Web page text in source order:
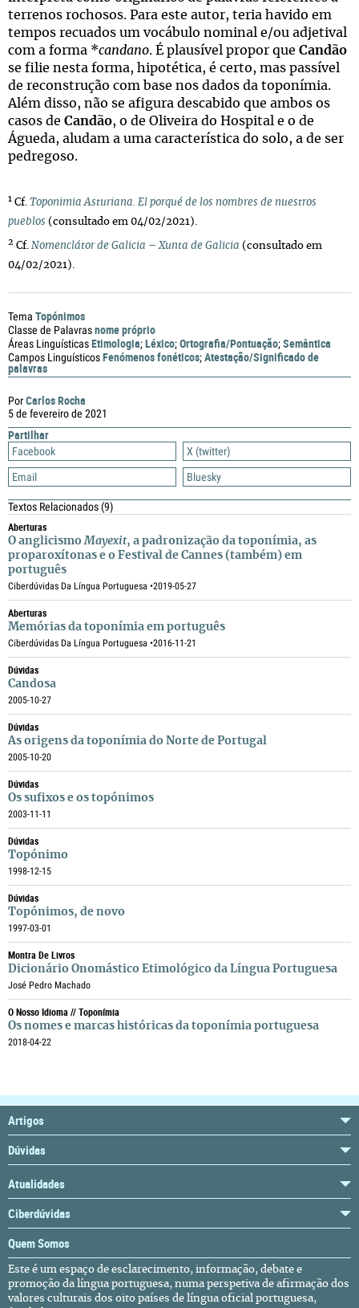
PorCarlos Rocha
5 de fevereiro de 2021
Partilhar
Facebook
X (twitter)
Email
Bluesky
Textos Relacionados(9)
Aberturas
O anglicismoMayexit, a padronização da toponímia, as
proparoxítonas e o Festival de Cannes (também) em
português
Ciberdúvidas Da Língua Portuguesa •2019-05-27
Aberturas
Memórias da toponímia em português
Ciberdúvidas Da Língua Portuguesa •2016-11-21
Dúvidas
Candosa
2005-10-27
Dúvidas
As origens da toponímia do Norte de Portugal
2005-10-20
Dúvidas
Os sufixos e os topónimos
2003-11-11
Dúvidas
Topónimo
1998-12-15
Dúvidas
Topónimos, de novo
1997-03-01
Montra De Livros
Dicionário Onomástico Etimológico da Língua Portuguesa
José Pedro Machado
O Nosso Idioma // Toponímia
Os nomes e marcas históricas da toponímia portuguesa
2018-04-22
terrenos rochosos. Para este autor, teria havido em
tempos recuados um vocábulo nominal e/ou adjetival
com a forma *candano. É plausível propor que Candão
se filie nesta forma, hipotética, é certo, mas passível
de reconstrução com base nos dados da toponímia.
Além disso, não se afigura descabido que ambos os
casos de Candão, o de Oliveira do Hospital e o de
Águeda, aludam a uma característica do solo, a de ser
pedregoso.
1 Cf. Toponimia Asturiana. El porqué de los nombres de nuestros
pueblos (consultado em 04/02/2021).
2 Cf. Nomenclátor de Galicia – Xunta de Galicia (consultado em
04/02/2021).
Tema Topónimos
Classe de Palavrasnome próprio
Áreas LinguísticasEtimologia;Léxico;Ortografia/Pontuação;Semântica
Campos LinguísticosFenómenos fonéticos;Atestação/Significado de
palavras
Artigos
Dúvidas
Atualidades
Ciberdúvidas
Quem Somos
Este é um espaço de esclarecimento, informação, debate e
promoção da língua portuguesa, numa perspetiva de afirmação dos
valores culturais dos oito países de língua oficial portuguesa,